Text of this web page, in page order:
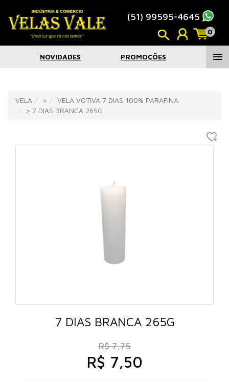
(51) 99595-4645
0
NOVIDADES PROMOÇÕES menu
VELA >
VELA VOTIVA 7 DIAS 100% PARAFINA
> 7 DIAS BRANCA 265G
7 DIAS BRANCA 265G
R$ 7,75
R$ 7,50